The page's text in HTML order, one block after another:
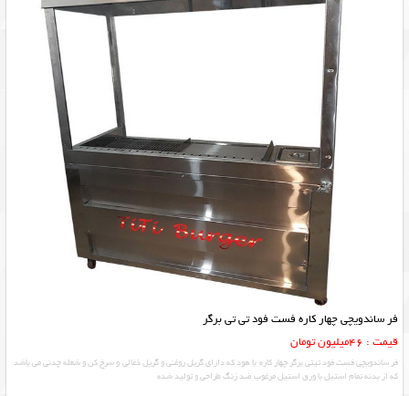
فر ساندویچی چهار کاره فست فود تی تی برگر
قیمت : 46میلیون تومان
فر ساندویچی فست فود تیتی برگر چهار کاره با هود که دارای گریل روغنی و گریل ذغالی و سرخ کن و شعله چدنی می باشد
که از بدنه تمام استیل با ورق استیل مرغوب ضد زنگ طراحی و تولید شده